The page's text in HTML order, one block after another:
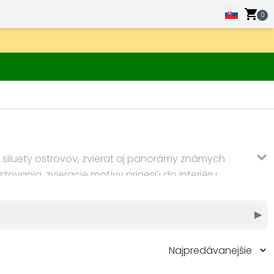
0
ostrovov, zvierat aj panorámy známych
zvieracie motívy prinesú do interiéru
▶